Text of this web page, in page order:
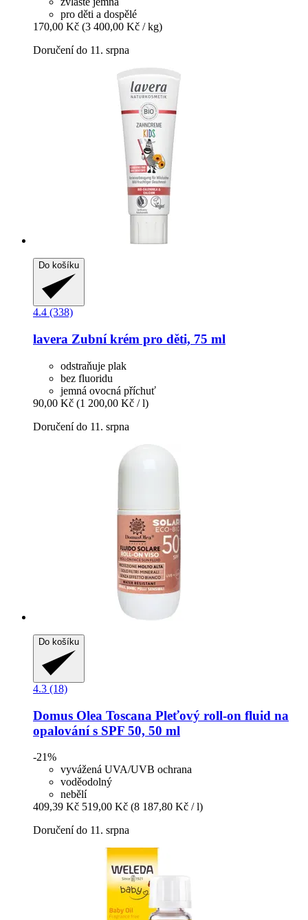
pro děti a dospělé
170,00 Kč (3 400,00 Kč / kg)
Doručení do 11. srpna
Do košíku
4.4 (338)
lavera Zubní krém pro děti, 75 ml
odstraňuje plak
bez fluoridu
jemná ovocná příchuť
90,00 Kč (1 200,00 Kč / l)
Doručení do 11. srpna
Do košíku
4.3 (18)
Domus Olea Toscana Pleťový roll-​on fluid na
opalování s SPF 50, 50 ml
-21%
vyvážená UVA/UVB ochrana
voděodolný
nebělí
409,39 Kč 519,00 Kč (8 187,80 Kč / l)
Doručení do 11. srpna